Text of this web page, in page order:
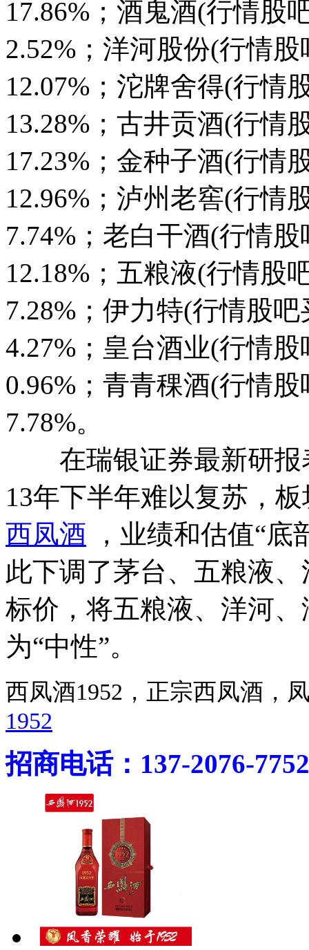
17.86%；酒鬼酒(行情股
2.52%；洋河股份(行情
12.07%；沱牌舍得(行情
13.28%；古井贡酒(行情
17.23%；金种子酒(行情
12.96%；泸州老窖(行情
7.74%；老白干酒(行情
12.18%；五粮液(行情股
7.28%；伊力特(行情股
4.27%；皇台酒业(行情
0.96%；青青稞酒(行情
7.78%。
在瑞银证券最新研报
13年下半年难以复苏，
西凤酒 ，业绩和估值“底
此下调了茅台、五粮液
标价，将五粮液、洋河
为“中性”。
西凤酒1952，正宗西凤酒
1952
招商电话：137-2076-7752